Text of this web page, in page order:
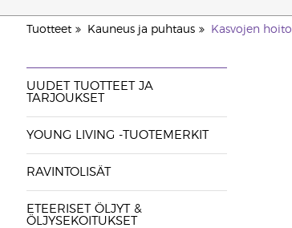
Tuotteet Kauneus ja puhtaus Kasvojen hoito
UUDET TUOTTEET JA
TARJOUKSET
YOUNG LIVING -TUOTEMERKIT
RAVINTOLISÄT
ETEERISET ÖLJYT &
ÖLJYSEKOITUKSET